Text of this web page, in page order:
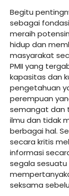
Begitu
sebagai
meraih
hidup dan
masyarakat
PMII yang
kapasitas dan
pengetahuan
perempuan
semangat dan
ilmu dan tidak
berbagai hal.
secara kritis
informasi
segala sesuatu
seksama